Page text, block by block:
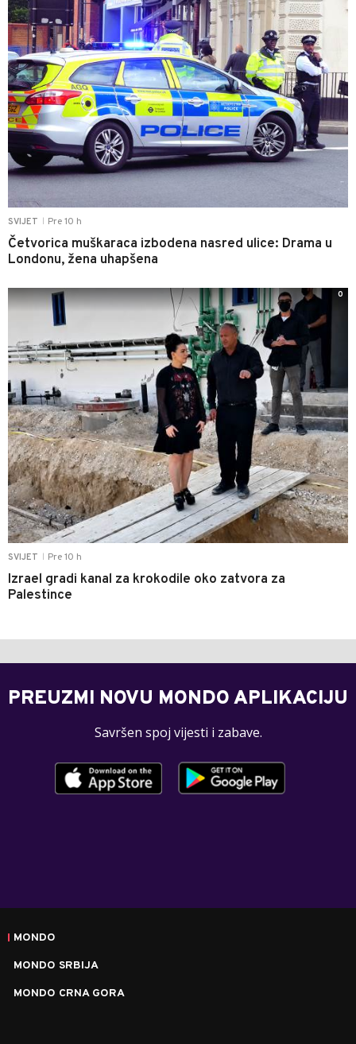
SVIJET Pre 10 h
Četvorica muškaraca izbodena nasred ulice: Drama u
Londonu, žena uhapšena
SVIJET Pre 10 h
Izrael gradi kanal za krokodile oko zatvora za
Palestince
0
PREUZMI NOVU MONDO APLIKACIJU
Savršen spoj vijesti i zabave.
MONDO
MONDO SRBIJA
MONDO CRNA GORA